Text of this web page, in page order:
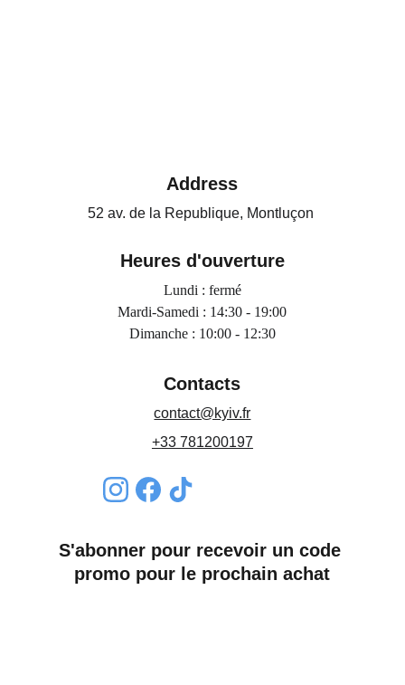
Address
52 av. de la Republique, Montluçon
Contacts
contact@kyiv.fr
+33 781200197
S'abonner pour recevoir un code
promo pour le prochain achat
Heures d'ouverture
Lundi : fermé
Mardi-Samedi : 14:30 - 19:00
Dimanche : 10:00 - 12:30